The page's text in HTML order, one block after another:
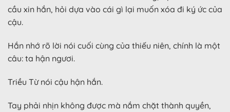
cầu xin hắn, hỏi dựa vào cái gì lại muốn xóa đi ký ức của
cậu.
Hắn nhớ rõ lời nói cuối cùng của thiếu niên, chính là một
câu: ta hận ngươi.
Triều Từ nói cậu hận hắn.
Tay phải nhịn không được mà nắm chặt thành quyền,